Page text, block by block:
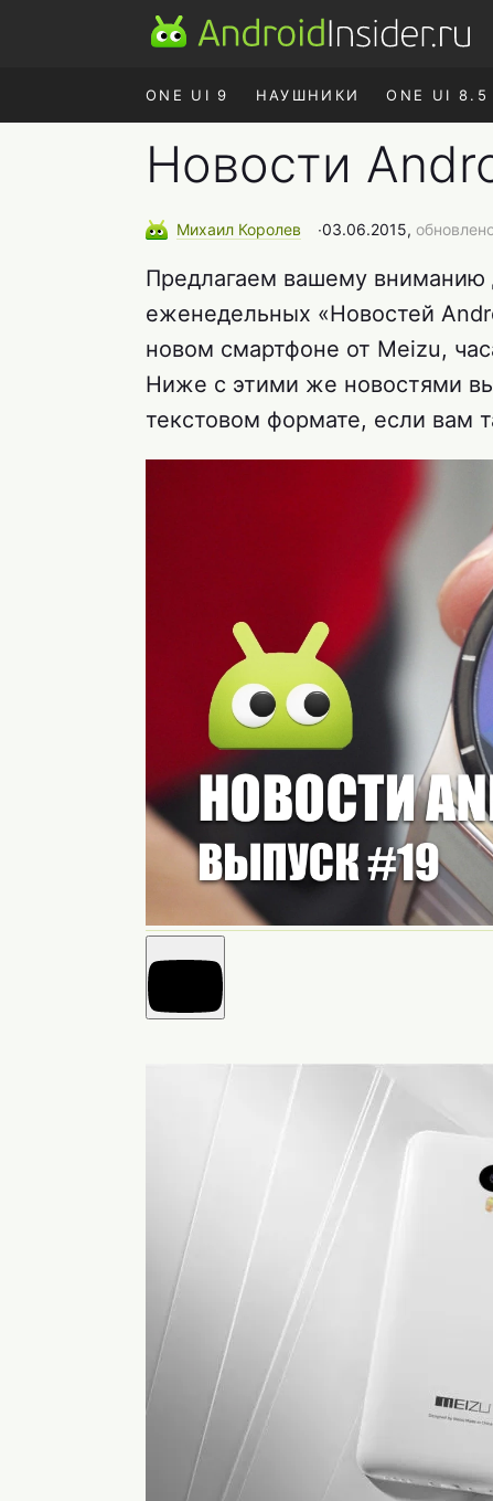
ONE UI 9 НАУШНИКИ ONE UI 8.5
Новости
Михаил Королев ∙03.06.2015,
Предлагаем вашему вниманию
еженедельных «Новостей
новом смартфоне от Meizu,
Ниже с этими же новостями
текстовом формате, если вам